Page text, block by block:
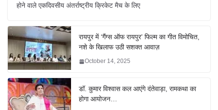
होने वाले एकदिवसीय अंतर्राष्ट्रीय क्रिकेट मैच के लिए
रायपुर में ‘गैंग्स ऑफ रायपुर’ फिल्म का गीत विमोचित,
नशे के खिलाफ उठी सशक्त आवाज़
October 14, 2025
डॉ. कुमार विश्वास कल आएंगे दंतेवाड़ा, रामकथा का
होगा आयोजन…